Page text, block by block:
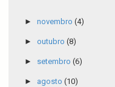
► novembro (4)
► outubro (8)
► setembro (6)
► agosto (10)